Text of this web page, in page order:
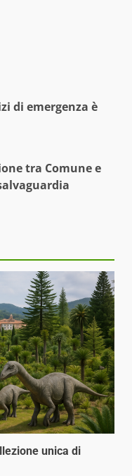
di emergenza è
tra Comune e
unica di